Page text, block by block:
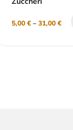
5,00 € – 31,00 €